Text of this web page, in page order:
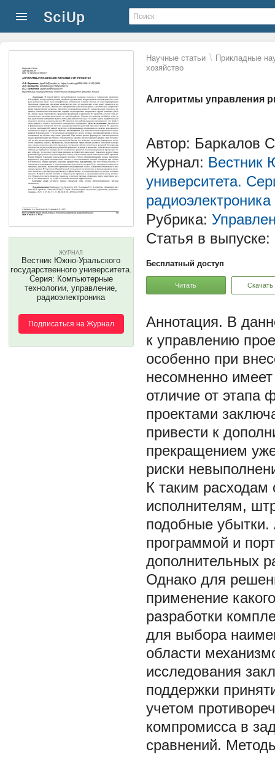
Научные статьи \ Прикладные
хозяйство
Алгоритмы управления
ЖУРНАЛ
Вестник Южно-Уральского
государственного университета.
Серия: Компьютерные
технологии, управление,
радиоэлектроника
Подписаться на Журнал
Автор: Баркалов
Журнал: Вестник
университета.
радиоэлектроника
Рубрика:
Статья в выпуске:
Бесплатный доступ
Читать Скачать
В
к управлению
особенно при
несомненно
отличие от этапа
проектами
привести к
прекращением
риски
К таким расходам
исполнителям,
подобные убытки.
программой и
дополнительных
Однако для
применение
разработки
для выбора
области
исследования
поддержки
учетом
компромисса в
сравнений.